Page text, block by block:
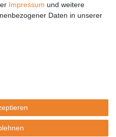
Impressum und weitere
Daten in unserer